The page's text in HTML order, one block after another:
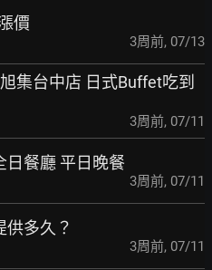
價
3周前, 07/13
集台中店 日式Buffet吃到
3周前, 07/11
日餐廳 平日晚餐
3周前, 07/11
供多久？
3周前, 07/11